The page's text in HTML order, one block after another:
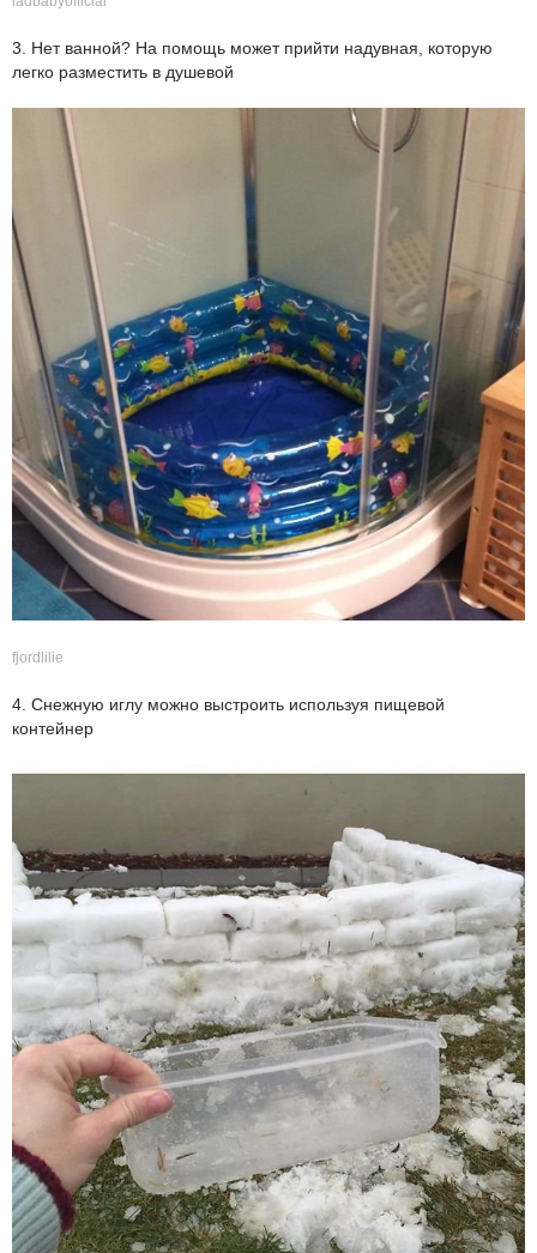
3. Нет ванной? На помощь может прийти надувная, которую
легко разместить в душевой
fjordlilie
4. Снежную иглу можно выстроить используя пищевой
контейнер